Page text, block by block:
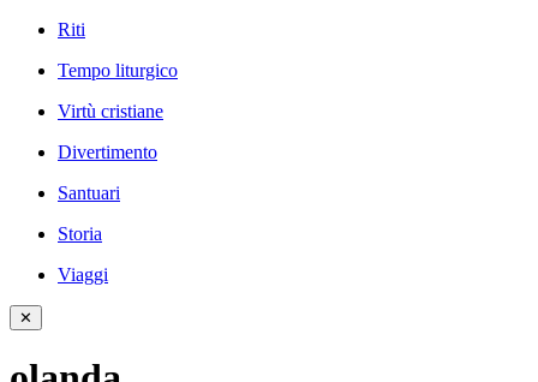
Riti
Tempo liturgico
Virtù cristiane
Divertimento
Santuari
Storia
Viaggi
✕